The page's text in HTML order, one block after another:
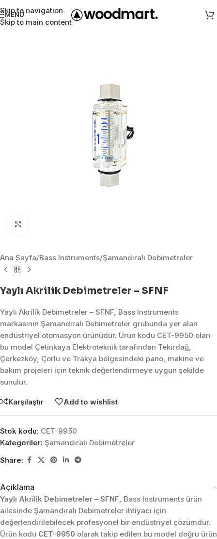
Skip to navigation
Skip to main content
MENÜ
Ana Sayfa/Bass Instruments/Şamandıralı Debimetreler
Yaylı Akrilik Debimetreler – SFNF
Yaylı Akrilik Debimetreler – SFNF, Bass Instruments
markasının Şamandıralı Debimetreler grubunda yer alan
endüstriyel otomasyon ürünüdür. Ürün kodu CET-9950 olan
bu model Çetinkaya Elektroteknik tarafından Tekirdağ,
Çerkezköy, Çorlu ve Trakya bölgesindeki pano, makine ve
bakım projeleri için teknik değerlendirmeye uygun şekilde
sunulur.
Karşılaştır Add to wishlist
Stok kodu: CET-9950
Kategoriler: Şamandıralı Debimetreler
Share:
Açıklama
Yaylı Akrilik Debimetreler – SFNF, Bass Instruments ürün
ailesinde Şamandıralı Debimetreler ihtiyacı için
değerlendirilebilecek profesyonel bir endüstriyel çözümdür.
Ürün kodu CET-9950 olarak takip edilen bu model doğru ürün